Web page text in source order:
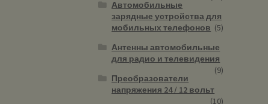
Автомобильные
зарядные устройства для
мобильных телефонов (5)
Антенны автомобильные
для радио и телевидения
(9)
Преобразователи
напряжения 24 / 12 вольт
(10)